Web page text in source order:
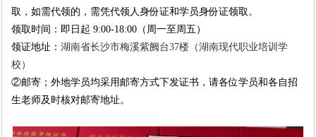
取，如需代领的，需凭代领人身份证和学员身份证领取。
领取时间：即日起 9:00-18:00（周一至周五）
领证地址： 湖南省长沙市梅溪紫阙台37楼 （湖南现代职业培训学
校）
②邮寄；外地学员均采用邮寄方式下发证书，请各位学员和各自招
生老师及时核对邮寄地址。